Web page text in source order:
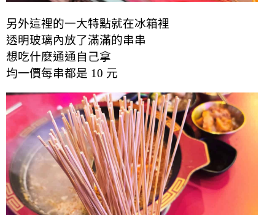
另外這裡的一大特點就在冰箱裡
透明玻璃內放了滿滿的串串
想吃什麼通通自己拿
均一價每串都是 10 元